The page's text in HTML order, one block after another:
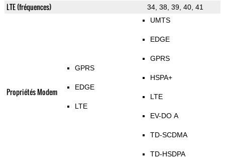
LTE (fréquences) 34, 38, 39, 40, 41
Propriétés Modem
GPRS
EDGE
LTE
UMTS
EDGE
GPRS
HSPA+
LTE
EV-DO A
TD-SCDMA
TD-HSDPA